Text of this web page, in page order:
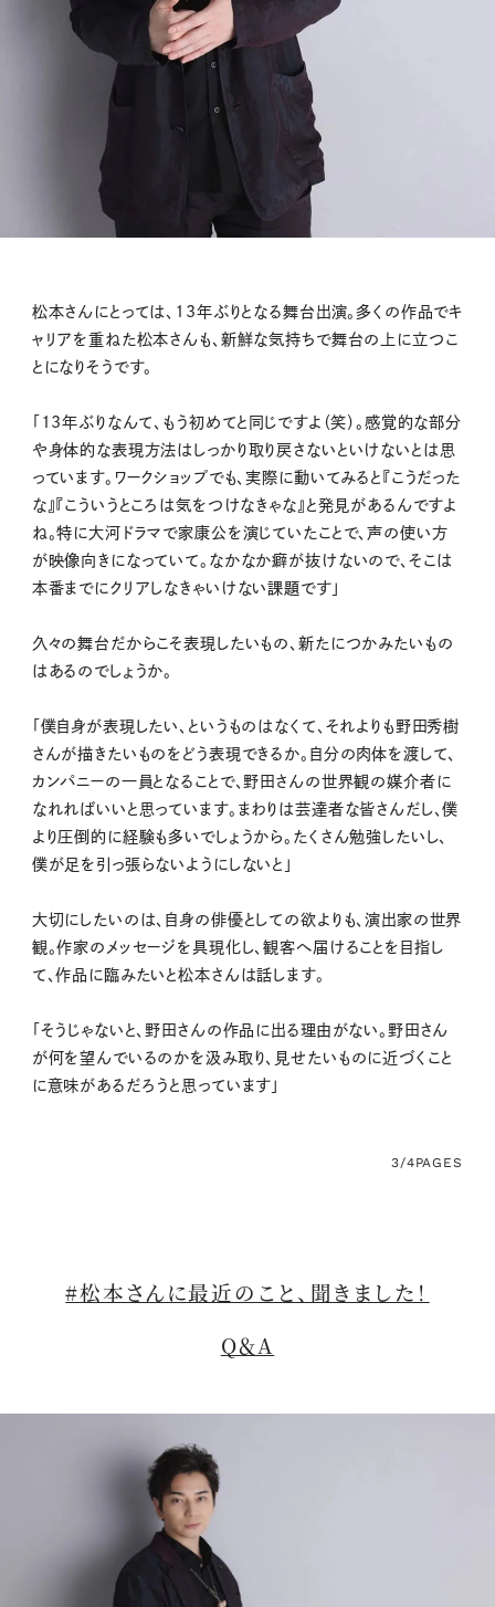
松本さんにとっては、13年ぶりとなる舞台出演。多くの作品でキ
ャリアを重ねた松本さんも、新鮮な気持ちで舞台の上に立つこ
とになりそうです。
「13年ぶりなんて、もう初めてと同じですよ（笑）。感覚的な部分
や身体的な表現方法はしっかり取り戻さないといけないとは思
っています。ワークショップでも、実際に動いてみると『こうだった
な』『こういうところは気をつけなきゃな』と発見があるんですよ
ね。特に大河ドラマで家康公を演じていたことで、声の使い方
が映像向きになっていて。なかなか癖が抜けないので、そこは
本番までにクリアしなきゃいけない課題です」
久々の舞台だからこそ表現したいもの、新たにつかみたいもの
はあるのでしょうか。
「僕自身が表現したい、というものはなくて、それよりも野田秀樹
さんが描きたいものをどう表現できるか。自分の肉体を渡して、
カンパニーの一員となることで、野田さんの世界観の媒介者に
なれればいいと思っています。まわりは芸達者な皆さんだし、僕
より圧倒的に経験も多いでしょうから。たくさん勉強したいし、
僕が足を引っ張らないようにしないと」
大切にしたいのは、自身の俳優としての欲よりも、演出家の世界
観。作家のメッセージを具現化し、観客へ届けることを目指し
て、作品に臨みたいと松本さんは話します。
「そうじゃないと、野田さんの作品に出る理由がない。野田さん
が何を望んでいるのかを汲み取り、見せたいものに近づくこと
に意味があるだろうと思っています」
3/4PAGES
#松本さんに最近のこと、聞きました！
Q＆A